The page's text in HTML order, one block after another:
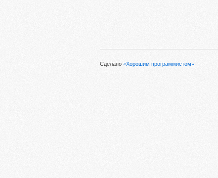
Сделано «Хорошим программистом»